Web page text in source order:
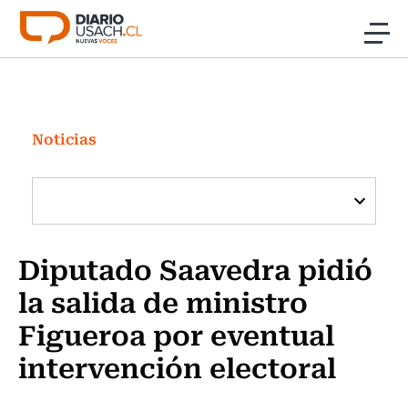
Click acá para ir directamente al contenido
Investigación
Cultura
Programas Radio y TV Usach
Noticias
Diputado Saavedra pidió
la salida de ministro
Figueroa por eventual
intervención electoral